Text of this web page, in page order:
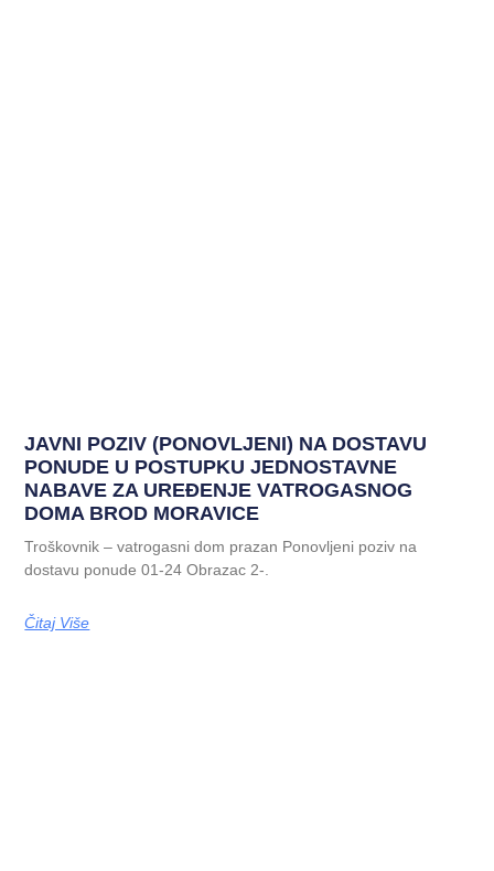
JAVNI POZIV (PONOVLJENI) NA DOSTAVU
PONUDE U POSTUPKU JEDNOSTAVNE
NABAVE ZA UREĐENJE VATROGASNOG
DOMA BROD MORAVICE
Troškovnik – vatrogasni dom prazan Ponovljeni poziv na
dostavu ponude 01-24 Obrazac 2-.
Čitaj Više